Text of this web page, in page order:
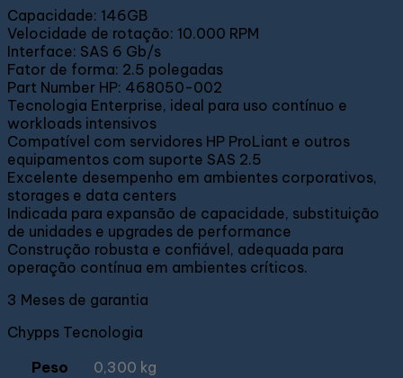
Capacidade: 146GB
Velocidade de rotação: 10.000 RPM
Interface: SAS 6 Gb/s
Fator de forma: 2.5 polegadas
Part Number HP: 468050-002
Tecnologia Enterprise, ideal para uso contínuo e
workloads intensivos
Compatível com servidores HP ProLiant e outros
equipamentos com suporte SAS 2.5
Excelente desempenho em ambientes corporativos,
storages e data centers
Indicada para expansão de capacidade, substituição
de unidades e upgrades de performance
Construção robusta e confiável, adequada para
operação contínua em ambientes críticos.
3 Meses de garantia
Chypps Tecnologia
Peso
0,300 kg